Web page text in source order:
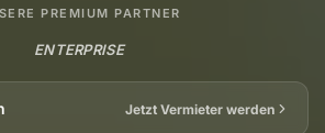
PREMIUM PARTNER
ENTERPRISE
Jetzt Vermieter werden